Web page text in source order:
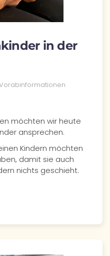
in der
möchten wir heute
ansprechen.
Kindern möchten
damit sie auch
nichts geschieht.